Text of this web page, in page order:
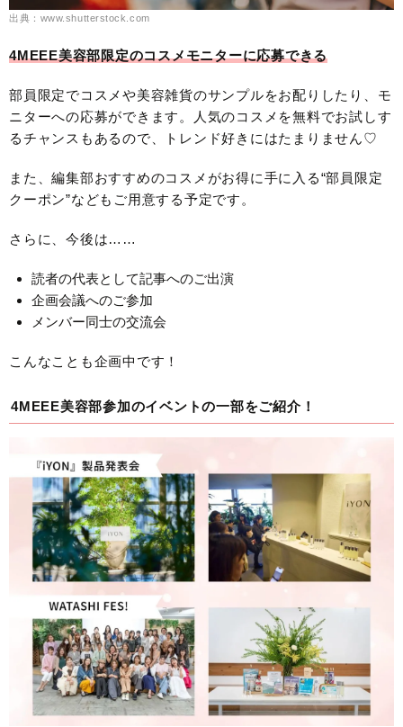
出典：www.shutterstock.com
4MEEE美容部限定のコスメモニターに応募できる
部員限定でコスメや美容雑貨のサンプルをお配りしたり、モ
ニターへの応募ができます。人気のコスメを無料でお試しす
るチャンスもあるので、トレンド好きにはたまりません♡
また、編集部おすすめのコスメがお得に手に入る“部員限定
クーポン”などもご用意する予定です。
さらに、今後は……
読者の代表として記事へのご出演
企画会議へのご参加
メンバー同士の交流会
こんなことも企画中です！
4MEEE美容部参加のイベントの一部をご紹介！